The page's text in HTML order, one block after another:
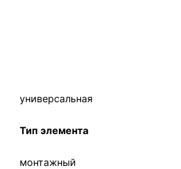
универсальная
Тип элемента
монтажный